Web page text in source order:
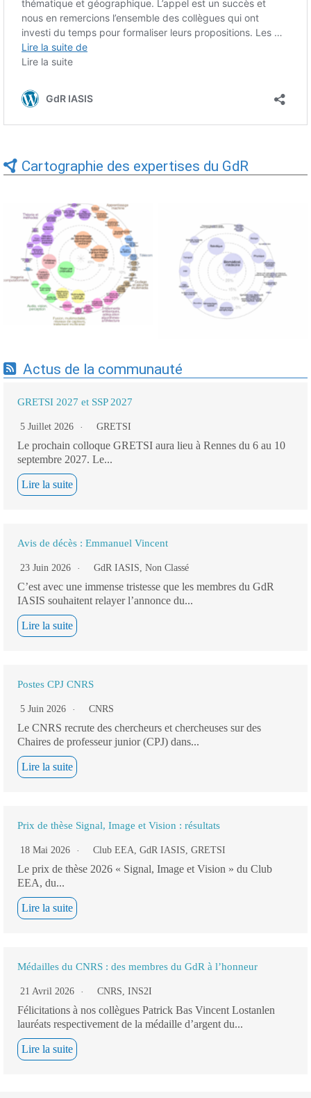
Cartographie des expertises du GdR
Expertises du GdR -
cartographie par Axes -
19/09/2025
Expertises du GdR -
cartographie par mots-clés
applicatifs - 19/09/2025
Actus de la communauté
GRETSI 2027 et SSP 2027
5 Juillet 2026 GRETSI
Le prochain colloque GRETSI aura lieu à Rennes du 6 au 10
septembre 2027. Le...
Lire la suite
Avis de décès : Emmanuel Vincent
23 Juin 2026 GdR IASIS, Non Classé
C’est avec une immense tristesse que les membres du GdR
IASIS souhaitent relayer l’annonce du...
Lire la suite
Postes CPJ CNRS
5 Juin 2026 CNRS
Le CNRS recrute des chercheurs et chercheuses sur des
Chaires de professeur junior (CPJ) dans...
Lire la suite
Prix de thèse Signal, Image et Vision : résultats
18 Mai 2026 Club EEA, GdR IASIS, GRETSI
Le prix de thèse 2026 « Signal, Image et Vision » du Club
EEA, du...
Lire la suite
Médailles du CNRS : des membres du GdR à l’honneur
21 Avril 2026 CNRS, INS2I
Félicitations à nos collègues Patrick Bas Vincent Lostanlen
lauréats respectivement de la médaille d’argent du...
Lire la suite